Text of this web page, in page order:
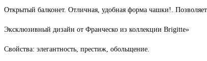
Открытый балконет. Отличная, удобная форма чашки!.
Эксклюзивный дизайн от Франческо из коллекции Brigitte»
Свойства: элегантность, престиж, обольщение.